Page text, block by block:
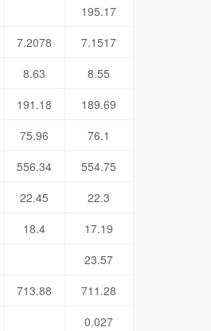
195.17
7.2078
7.1517
8.63
8.55
191.18
189.69
75.96
76.1
556.34
554.75
22.45
22.3
18.4
17.19
23.57
713.88
711.28
0.027